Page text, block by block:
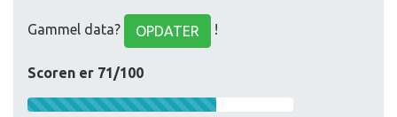
Gammel data? OPDATER !
Scoren er 71/100